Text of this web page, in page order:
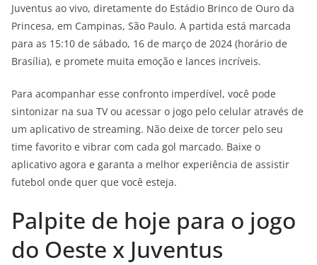
Juventus ao vivo, diretamente do Estádio Brinco de Ouro da
Princesa, em Campinas, São Paulo. A partida está marcada
para as 15:10 de sábado, 16 de março de 2024 (horário de
Brasília), e promete muita emoção e lances incríveis.
Para acompanhar esse confronto imperdível, você pode
sintonizar na sua TV ou acessar o jogo pelo celular através de
um aplicativo de streaming. Não deixe de torcer pelo seu
time favorito e vibrar com cada gol marcado. Baixe o
aplicativo agora e garanta a melhor experiência de assistir
futebol onde quer que você esteja.
Palpite de hoje para o jogo
do Oeste x Juventus